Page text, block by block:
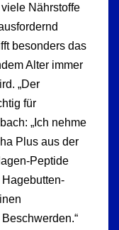
Nährstoffe
besonders das
Alter immer
„Der
für
„Ich nehme
Plus aus der
Peptide